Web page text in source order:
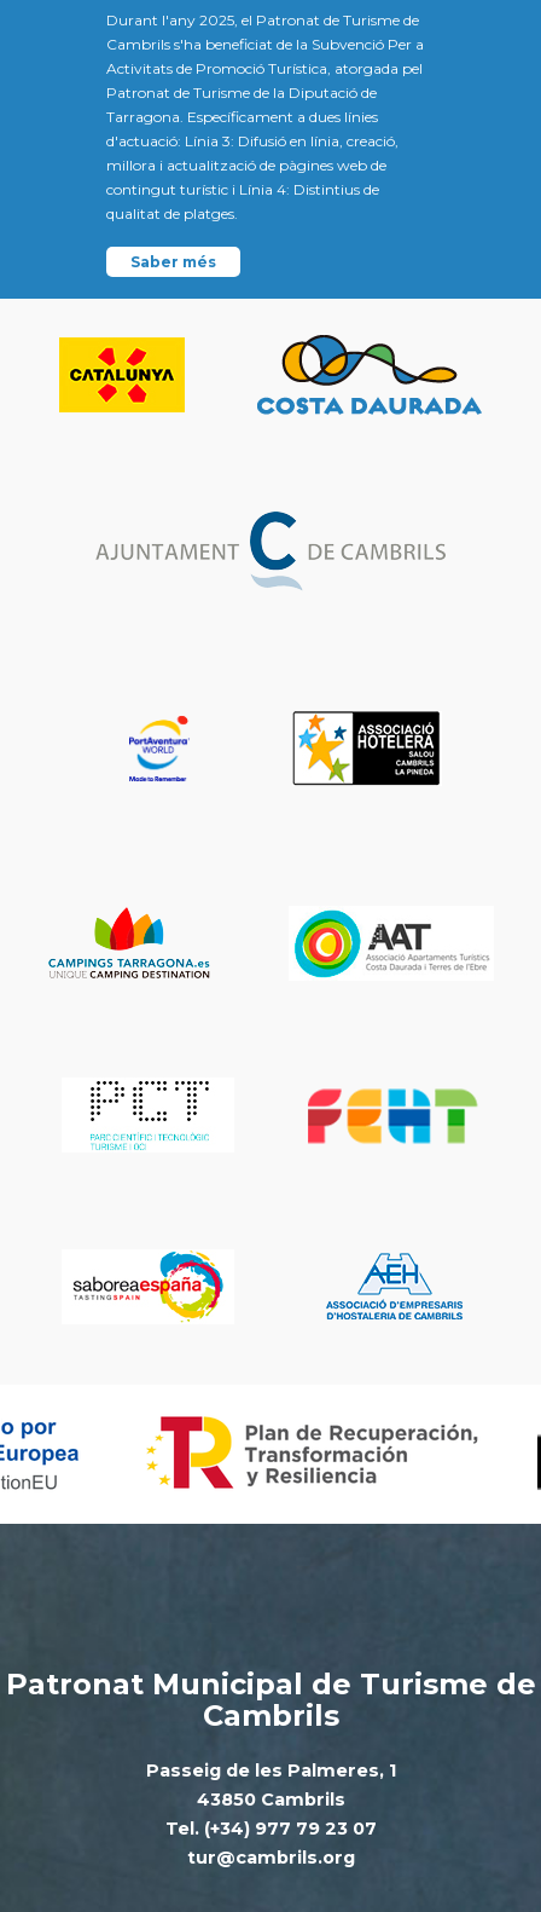
Durant l'any 2025, el Patronat de Turisme de
Cambrils s'ha beneficiat de la Subvenció Per a
Activitats de Promoció Turística, atorgada pel
Patronat de Turisme de la Diputació de
Tarragona. Específicament a dues línies
d'actuació: Línia 3: Difusió en línia, creació,
millora i actualització de pàgines web de
contingut turístic i Línia 4: Distintius de
qualitat de platges.
Saber més
Patronat Municipal de Turisme de
Cambrils
Passeig de les Palmeres, 1
43850 Cambrils
Tel. (+34) 977 79 23 07
tur@cambrils.org